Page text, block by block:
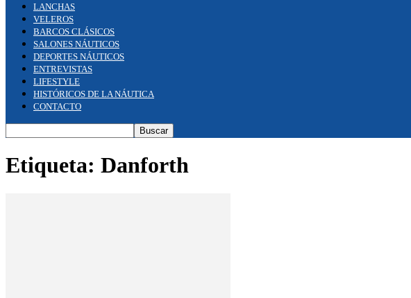
LANCHAS
VELEROS
BARCOS CLÁSICOS
SALONES NÁUTICOS
DEPORTES NÁUTICOS
ENTREVISTAS
LIFESTYLE
HISTÓRICOS DE LA NÁUTICA
CONTACTO
Etiqueta: Danforth